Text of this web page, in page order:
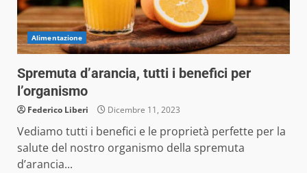
Alimentazione
Spremuta d’arancia, tutti i benefici per
l’organismo
Federico Liberi Dicembre 11, 2023
Vediamo tutti i benefici e le proprietà perfette per la
salute del nostro organismo della spremuta
d’arancia...